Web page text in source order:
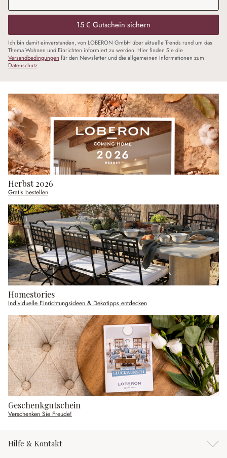
15 € Gutschein sichern
Ich bin damit einverstanden, von LOBERON GmbH über aktuelle Trends rund um das
Thema Wohnen und Einrichten informiert zu werden. Hier finden Sie die
Versandbedingungen für den Newsletter und die allgemeinen Informationen zum
Datenschutz.
Herbst 2026
Gratis bestellen
Homestories
Individuelle Einrichtungsideen & Dekotipps entdecken
Geschenkgutschein
Verschenken Sie Freude!
Hilfe & Kontakt